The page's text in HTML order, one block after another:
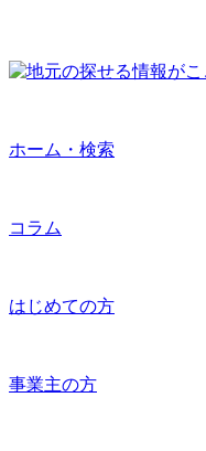
ホーム・検索
コラム
はじめての方
事業主の方